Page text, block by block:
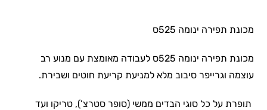
מכונת תפירה ינומה 525ס
מכונת תפירה ינומה 525ס לעבודה מאומצת עם מנוע רב
עוצמה וגרייפר סיבוב מלא למניעת קריעת חוטים ושבירת.
תופרת על כל סוגי הבדים ממשי (סופר סטרצ’), טריקו ועד